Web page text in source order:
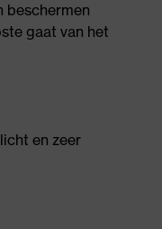
beschermen
gaat van het
en zeer